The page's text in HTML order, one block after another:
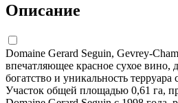
Описание
Domaine Gerard Seguin, Gevrey-
впечатляющее красное сухое вино,
богатство и уникальность
Участок общей площадью 0,61 га,